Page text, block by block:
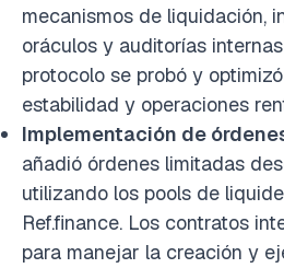
mecanismos de liquidación,
oráculos y auditorías
protocolo se probó y
estabilidad y operaciones
Implementación de
añadió órdenes limitadas
utilizando los pools de
Ref.finance. Los contratos
para manejar la creación y